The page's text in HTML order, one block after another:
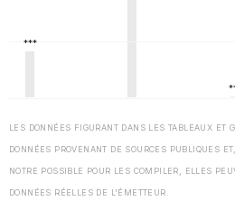
LES DONNÉES FIGURANT DANS LES TABLEAUX ET
DONNÉES PROVENANT DE SOURCES PUBLIQUES
NOTRE POSSIBLE POUR LES COMPILER, ELLES
DONNÉES RÉELLES DE L'ÉMETTEUR.